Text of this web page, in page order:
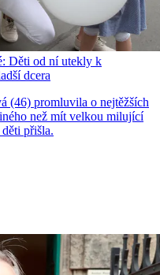
Děti od ní utekly k
dcera
(46) promluvila o nejtěžších
než mít velkou milující
přišla.